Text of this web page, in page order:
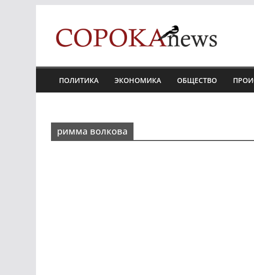
content
ПОЛИТИКА ЭКОНОМИКА ОБЩЕСТВО
римма волкова